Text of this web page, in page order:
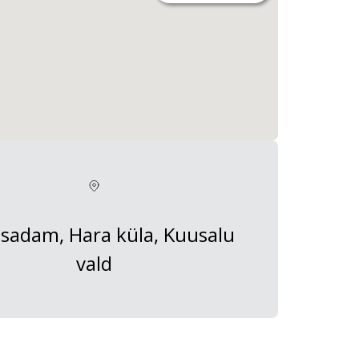
Hara küla, Kuusalu
vald